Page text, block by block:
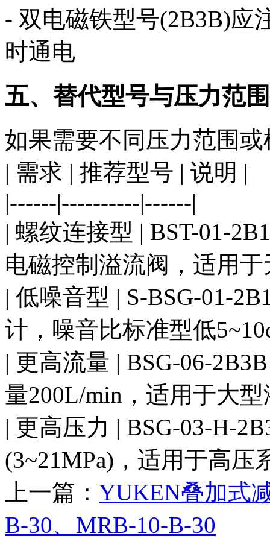
- 双电磁铁型号(2B3B)应
时通电
五、替代型号与压力范
如果需要不同压力范围
| 需求 | 推荐型号 | 说明 |
|------|----------|------|
| 螺纹连接型 | BST-01-
电磁控制溢流阀，适用
| 低噪音型 | S-BSG-01-
计，噪音比标准型低
| 更高流量 | BSG-06-
量200L/min，适用于大
| 更高压力 | BSG-03-H-
(3~21MPa)，适用于高压
上一篇： YUKEN叠加式
B-30、MRB-10-B-30